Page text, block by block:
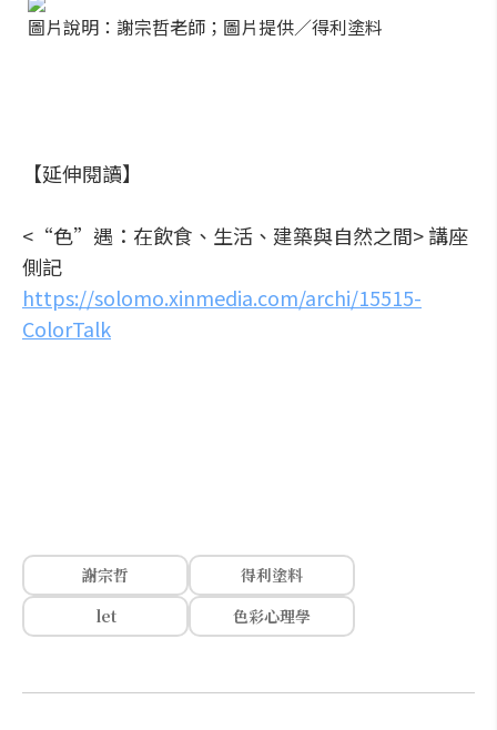
圖片說明：謝宗哲老師；圖片提供／得利塗料
【延伸閱讀】
<“色”遇：在飲食、生活、建築與自然之間> 講座
側記
https://solomo.xinmedia.com/archi/15515-
ColorTalk
謝宗哲
得利塗料
let
色彩心理學